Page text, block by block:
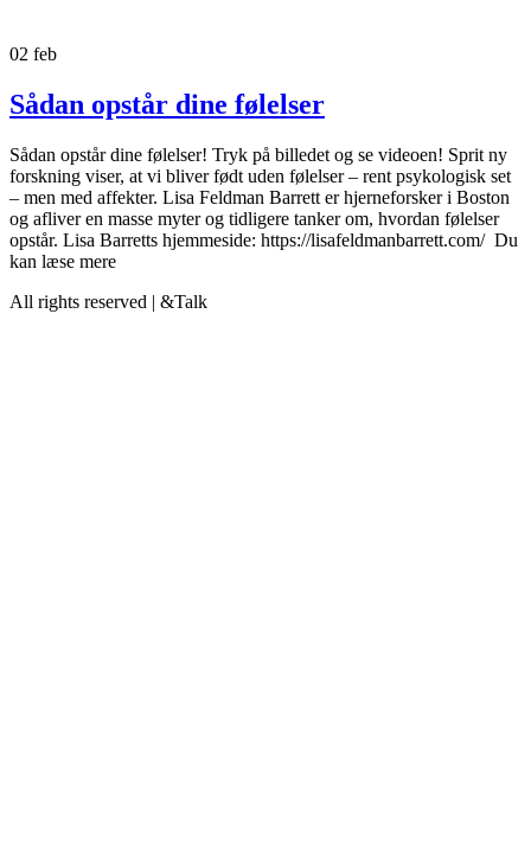
02 feb
Sådan opstår dine følelser
Sådan opstår dine følelser! Tryk på billedet og se videoen! Sprit ny
forskning viser, at vi bliver født uden følelser – rent psykologisk set
– men med affekter. Lisa Feldman Barrett er hjerneforsker i Boston
og afliver en masse myter og tidligere tanker om, hvordan følelser
opstår. Lisa Barretts hjemmeside: https://lisafeldmanbarrett.com/ Du
kan læse mere
All rights reserved | &Talk